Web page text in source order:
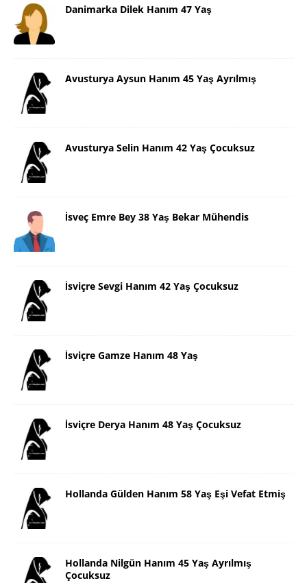
Danimarka Dilek Hanım 47 Yaş
Avusturya Aysun Hanım 45 Yaş Ayrılmış
Avusturya Selin Hanım 42 Yaş Çocuksuz
İsveç Emre Bey 38 Yaş Bekar Mühendis
İsviçre Sevgi Hanım 42 Yaş Çocuksuz
İsviçre Gamze Hanım 48 Yaş
İsviçre Derya Hanım 48 Yaş Çocuksuz
Hollanda Gülden Hanım 58 Yaş Eşi Vefat Etmiş
Hollanda Nilgün Hanım 45 Yaş Ayrılmış
Çocuksuz